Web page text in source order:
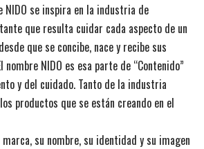
se inspira en la industria de
que resulta cuidar cada aspecto de un
que se concibe, nace y recibe sus
NIDO es esa parte de “Contenido”
y del cuidado. Tanto de la industria
productos que se están creando en el
su nombre, su identidad y su imagen